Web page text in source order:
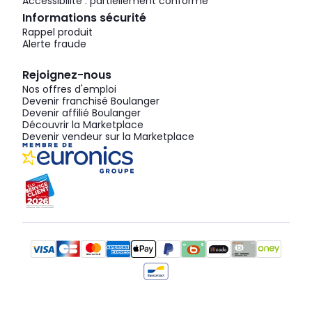
Informations sécurité
Rappel produit
Alerte fraude
Rejoignez-nous
Nos offres d'emploi
Devenir franchisé Boulanger
Devenir affilié Boulanger
Découvrir la Marketplace
Devenir vendeur sur la Marketplace